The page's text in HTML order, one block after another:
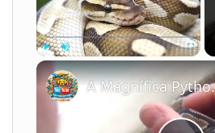
Play Unmute
A Magnífica